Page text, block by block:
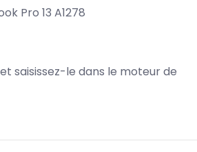
Pro 13 A1278
saisissez-le dans le moteur de